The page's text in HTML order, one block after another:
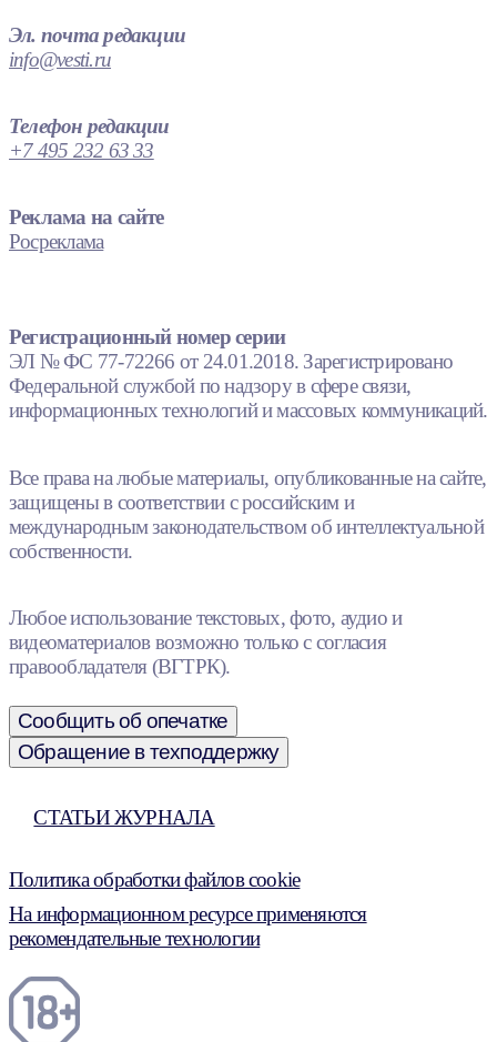
Эл. почта редакции
info@vesti.ru
Телефон редакции
+7 495 232 63 33
Реклама на сайте
Росреклама
Регистрационный номер серии
ЭЛ № ФС 77-72266 от 24.01.2018. Зарегистрировано
Федеральной службой по надзору в сфере связи,
информационных технологий и массовых коммуникаций.
Все права на любые материалы, опубликованные на сайте,
защищены в соответствии с российским и
международным законодательством об интеллектуальной
собственности.
Любое использование текстовых, фото, аудио и
видеоматериалов возможно только с согласия
правообладателя (ВГТРК).
Сообщить об опечатке
Обращение в техподдержку
СТАТЬИ ЖУРНАЛА
Политика обработки файлов cookie
На информационном ресурсе применяются
рекомендательные технологии